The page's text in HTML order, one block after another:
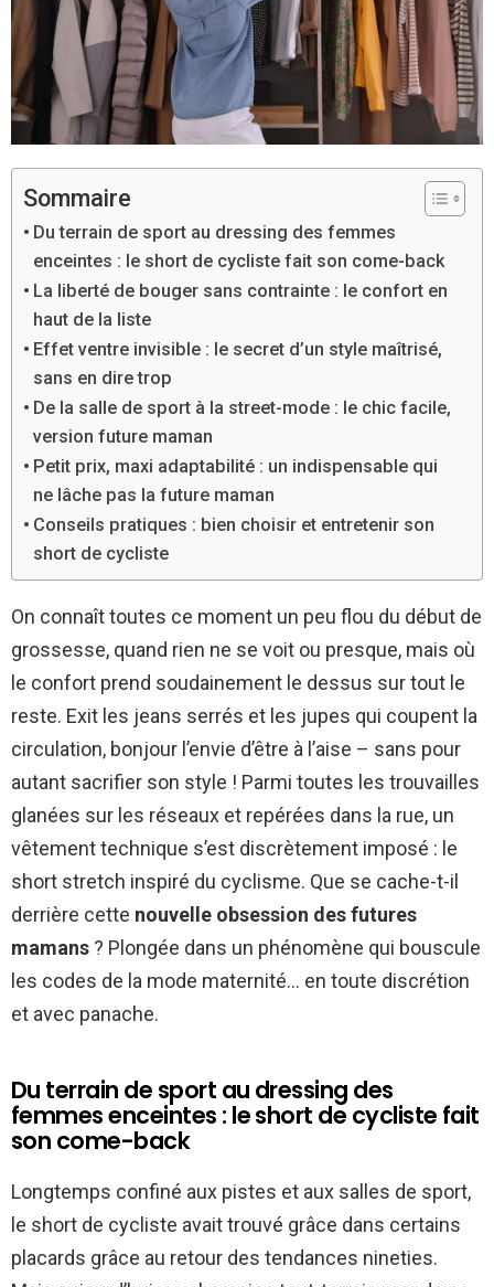
Sommaire
Du terrain de sport au dressing des femmes
enceintes : le short de cycliste fait son come-back
La liberté de bouger sans contrainte : le confort en
haut de la liste
Effet ventre invisible : le secret d’un style maîtrisé,
sans en dire trop
De la salle de sport à la street-mode : le chic facile,
version future maman
Petit prix, maxi adaptabilité : un indispensable qui
ne lâche pas la future maman
Conseils pratiques : bien choisir et entretenir son
short de cycliste
On connaît toutes ce moment un peu flou du début de
grossesse, quand rien ne se voit ou presque, mais où
le confort prend soudainement le dessus sur tout le
reste. Exit les jeans serrés et les jupes qui coupent la
circulation, bonjour l’envie d’être à l’aise – sans pour
autant sacrifier son style ! Parmi toutes les trouvailles
glanées sur les réseaux et repérées dans la rue, un
vêtement technique s’est discrètement imposé : le
short stretch inspiré du cyclisme. Que se cache-t-il
derrière cette nouvelle obsession des futures
mamans ? Plongée dans un phénomène qui bouscule
les codes de la mode maternité… en toute discrétion
et avec panache.
Du terrain de sport au dressing des
femmes enceintes : le short de cycliste fait
son come-back
Longtemps confiné aux pistes et aux salles de sport,
le short de cycliste avait trouvé grâce dans certains
placards grâce au retour des tendances nineties.